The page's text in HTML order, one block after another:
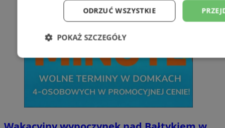
ODRZUĆ WSZYSTKIE
POKAŻ SZCZEGÓŁY
Niezbędne Wydajność
Niesklasyfikowane